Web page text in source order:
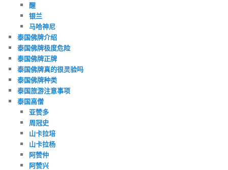
醒
银兰
马哈神尼
泰国佛牌介绍
泰国佛牌极度危险
泰国佛牌正牌
泰国佛牌真的很灵验吗
泰国佛牌种类
泰国旅游注意事项
泰国高僧
亚赞多
周冠史
山卡拉培
山卡拉杨
阿赞仲
阿赞兴